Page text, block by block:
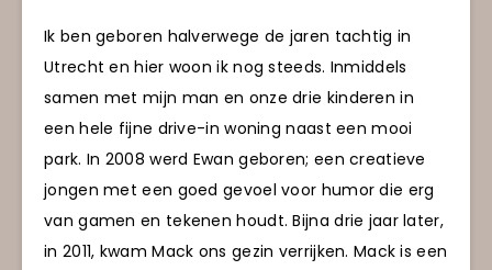
Ik ben geboren halverwege de jaren tachtig in
Utrecht en hier woon ik nog steeds. Inmiddels
samen met mijn man en onze drie kinderen in
een hele fijne drive-in woning naast een mooi
park. In 2008 werd Ewan geboren; een creatieve
jongen met een goed gevoel voor humor die erg
van gamen en tekenen houdt. Bijna drie jaar later,
in 2011, kwam Mack ons gezin verrijken. Mack is een